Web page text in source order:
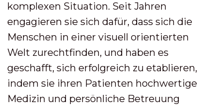
komplexen Situation. Seit Jahren
engagieren sie sich dafür, dass sich die
Menschen in einer visuell orientierten
Welt zurechtfinden, und haben es
geschafft, sich erfolgreich zu etablieren,
indem sie ihren Patienten hochwertige
Medizin und persönliche Betreuung